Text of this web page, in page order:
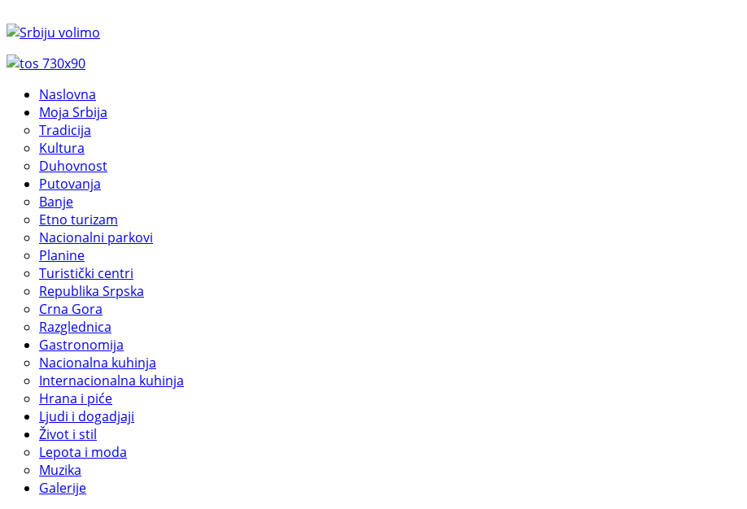
Naslovna
Moja Srbija
Tradicija
Kultura
Duhovnost
Putovanja
Banje
Etno turizam
Nacionalni parkovi
Planine
Turistički centri
Republika Srpska
Crna Gora
Razglednica
Gastronomija
Nacionalna kuhinja
Internacionalna kuhinja
Hrana i piće
Ljudi i dogadjaji
Život i stil
Lepota i moda
Muzika
Galerije